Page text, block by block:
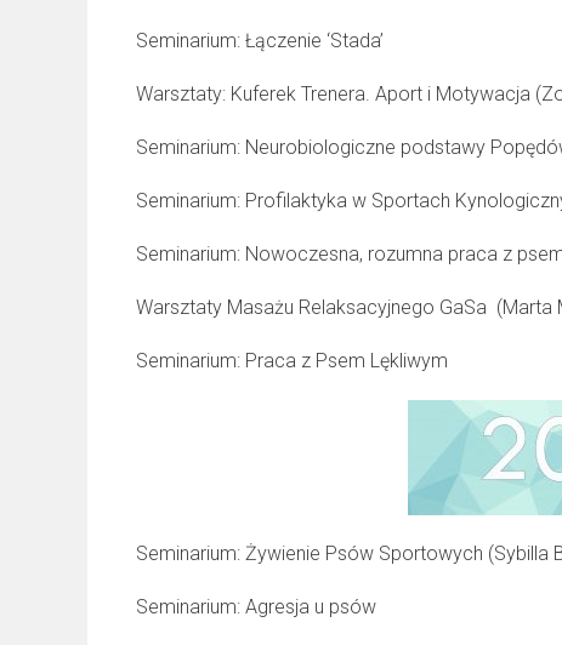
Seminarium: Łączenie ‘Stada’
Warsztaty: Kuferek Trenera. Aport i Motywacja
Seminarium: Neurobiologiczne podstawy
Seminarium: Profilaktyka w Sportach
Seminarium: Nowoczesna, rozumna praca z
Warsztaty Masażu Relaksacyjnego GaSa (Marta
Seminarium: Praca z Psem Lękliwym
Seminarium: Żywienie Psów Sportowych (Sybilla
Seminarium: Agresja u psów